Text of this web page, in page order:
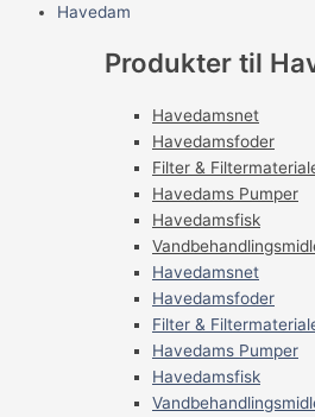
Havedam
Produkter til
Havedamsnet
Havedamsfoder
Filter &
Havedams Pumper
Havedamsfisk
Havedamsnet
Havedamsfoder
Filter &
Havedams Pumper
Havedamsfisk